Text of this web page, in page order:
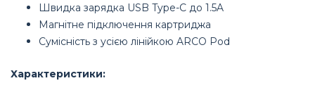
Швидка зарядка USB Type-C до 1.5A
Магнітне підключення картриджа
Сумісність з усією лінійкою ARCO Pod
Характеристики: